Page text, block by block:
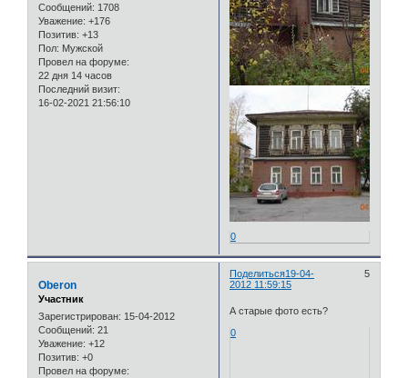
Сообщений: 1708
Уважение: +176
Позитив: +13
Пол: Мужской
Провел на форуме:
22 дня 14 часов
Последний визит:
16-02-2021 21:56:10
0
Поделиться 5
19-04-
2012 11:59:15
Oberon
Участник
Зарегистрирован: 15-04-2012
Сообщений: 21
Уважение: +12
Позитив: +0
Провел на форуме:
А старые фото есть?
0